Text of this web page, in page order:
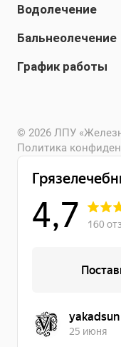
Водолечение
Бальнеолечение
График работы
© 2026 ЛПУ
Политика